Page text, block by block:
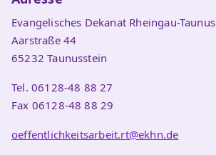
Evangelisches Dekanat Rheingau-Taunus
Aarstraße 44
65232 Taunusstein
Tel. 06128-48 88 27
Fax 06128-48 88 29
oeffentlichkeitsarbeit.rt@ekhn.de